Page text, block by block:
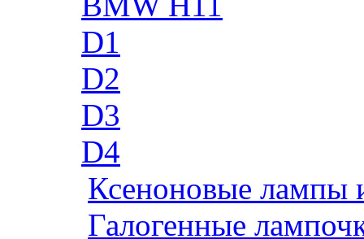
D1
D2
D3
D4
Ксеноновые лампы
Галогенные